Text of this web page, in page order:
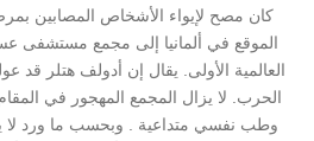
كان مصح لإيواء الأشخاص المصابين
الموقع في ألمانيا إلى مجمع مستشفى
العالمية الأولى. يقال إن أدولف هتلر قد
الحرب. لا يزال المجمع المهجور في
وطب نفسي متداعية . وبحسب ما ورد لا